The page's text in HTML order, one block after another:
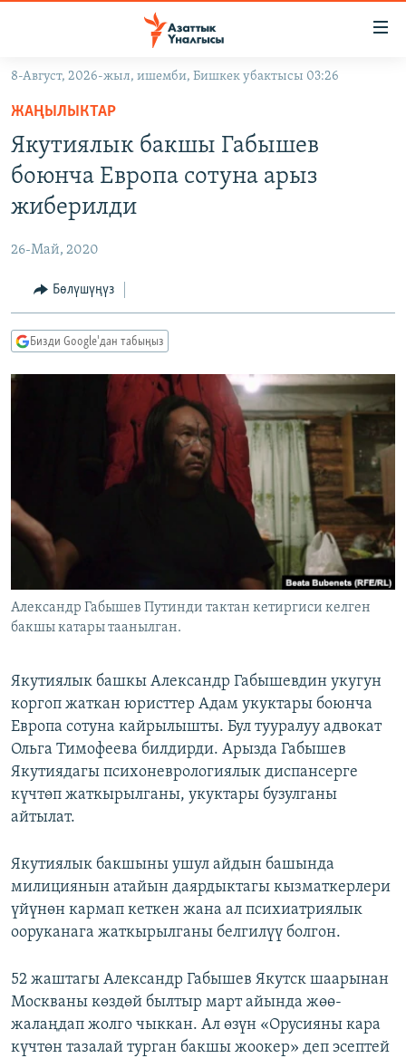
Навигацияга
өтүңүз
Издөөгө
салыңызКЫРГЫЗСТАН
САЯСАТ
МАДАНИЯТ
ДҮЙНӨ
ДҮЙНӨ
УКРАИНА
ТВ ПРОГРАММАЛАР
БҮГҮН АЗАТТЫКТА
ЭЖЕ-СИҢДИЛЕР
ЫҢГАЙСЫЗ СУРООЛОР
ПОДКАСТ
Русский
ОНЛАЙН ШЕРИНЕ
ЭЕ/АРнун бардык сайттары
8-Август, 2026-жыл, ишемби, Бишкек убактысы 03:26
ЖАҢЫЛЫКТАР
Якутиялык бакшы Габышев
боюнча Европа сотуна арыз
жиберилди
26-Май, 2020
Бөлүшүңүз
Бизди Google'дан табыңыз
Александр Габышев Путинди тактан кетиргиси келген
бакшы катары таанылган.
Якутиялык башкы Александр Габышевдин укугун
коргоп жаткан юристтер Адам укуктары боюнча
Европа сотуна кайрылышты. Бул тууралуу адвокат
Ольга Тимофеева билдирди. Арызда Габышев
Якутиядагы психоневрологиялык диспансерге
күчтөп жаткырылганы, укуктары бузулганы
айтылат.
Якутиялык бакшыны ушул айдын башында
милициянын атайын даярдыктагы кызматкерлери
үйүнөн кармап кеткен жана ал психиатриялык
ооруканага жаткырылганы белгилүү болгон.
52 жаштагы Александр Габышев Якутск шаарынан
Москваны көздөй былтыр март айында жөө-
жалаңдап жолго чыккан. Ал өзүн «Орусияны кара
күчтөн тазалай турган бакшы жоокер» деп эсептей